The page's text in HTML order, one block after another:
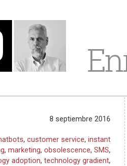
8 septiembre 2016
,customer service,instant
,marketing,obsolescence,SMS,
adoption,technology gradient,